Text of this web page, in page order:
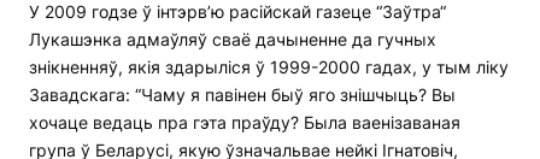
У 2009 годзе ў інтэрв’ю расійскай газеце “Заўтра“
Лукашэнка адмаўляў сваё дачыненне да гучных
знікненняў, якія здарыліся ў 1999-2000 гадах, у тым ліку
Завадскага: “Чаму я павінен быў яго знішчыць? Вы
хочаце ведаць пра гэта праўду? Была ваенізаваная
група ў Беларусі, якую ўзначальвае нейкі Ігнатовіч,